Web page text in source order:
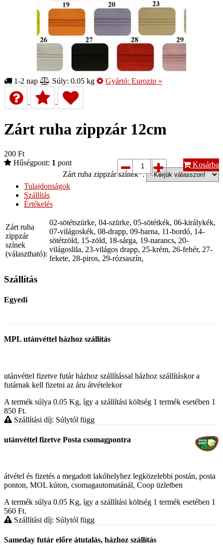
1-2 nap Súly: 0.05 kg Gyártó: Eurozip »
Zárt ruha zippzár 12cm
200 Ft
Hűségpont: 1 pont
Zárt ruha zippzár színek*:
Kosárba
Tulajdonságok
Szállítás
Értékelés
Zárt ruha
zippzár
színek
(választható):
02-sötétszürke, 04-szürke, 05-sötétkék, 06-királykék,
07-világoskék, 08-drapp, 09-barna, 11-bordó, 14-
sötétzöld, 15-zöld, 18-sárga, 19-narancs, 20-
világoslila, 23-világos drapp, 25-krém, 26-fehér, 27-
fekete, 28-piros, 29-rózsaszín,
Szállítás
Egyedi
MPL utánvéttel házhoz szállítás
utánvéttel fizetve futár házhoz szállítással házhoz szállításkor a
futárnak kell fizetni az áru átvételekor
A termék súlya 0.05 Kg, így a szállítási költség 1 termék esetében 1
850 Ft.
Szállítási díj: Súlytól függ
utánvéttel fizetve Posta csomagpontra
átvétel és fizetés a megadott lakóhelyhez legközelebbi postán, posta
ponton, MOL kúton, csomagautomatánál, Coop üzletben
A termék súlya 0.05 Kg, így a szállítási költség 1 termék esetében 1
560 Ft.
Szállítási díj: Súlytól függ
Sameday futár előre átutalás, házhoz szállítás